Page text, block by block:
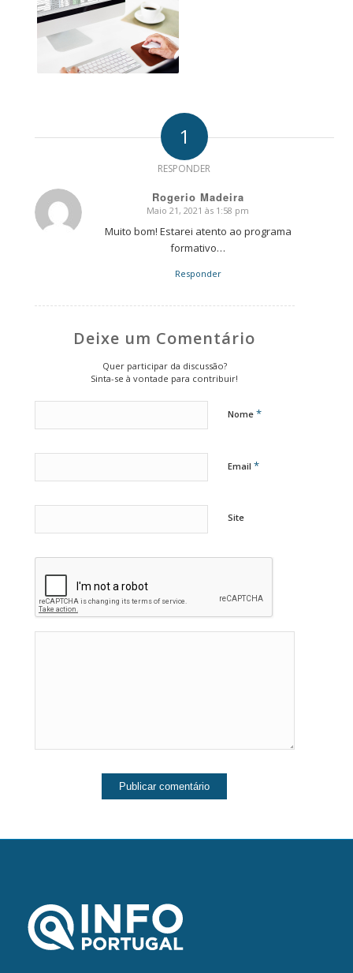
1
RESPONDER
Rogerio Madeira
Maio 21, 2021 às 1:58 pm
Muito bom! Estarei atento ao programa
formativo…
Responder
Deixe um Comentário
Quer participar da discussão?
Sinta-se à vontade para contribuir!
Nome *
Email *
Site